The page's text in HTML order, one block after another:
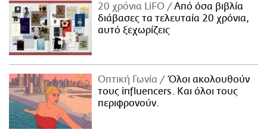
20 χρόνια LiFO
Από όσα βιβλία
διάβασες τα τελευταία 20 χρόνια,
αυτό ξεχωρίζεις
Οπτική Γωνία
Όλοι ακολουθούν
τους influencers. Και όλοι τους
περιφρονούν.